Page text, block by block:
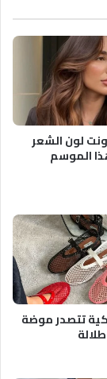
لون الشعر
الموسم
تتصدر موضة